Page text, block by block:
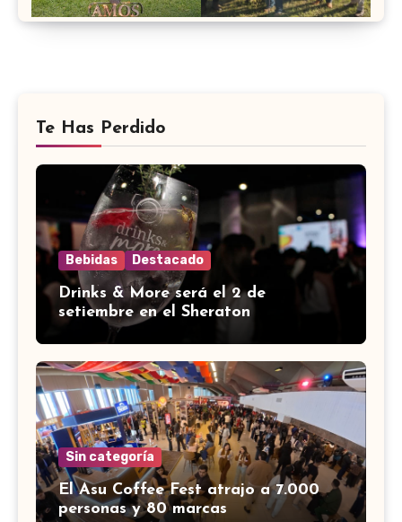
Te Has Perdido
Bebidas Destacado
Drinks & More será el 2 de
setiembre en el Sheraton
Sin categoría
El Asu Coffee Fest atrajo a 7.000
personas y 80 marcas